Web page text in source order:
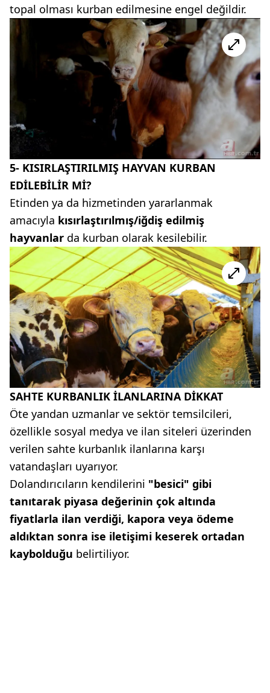
topal olması kurban edilmesine engel değildir.
5- KISIRLAŞTIRILMIŞ HAYVAN KURBAN
EDİLEBİLİR Mİ?
Etinden ya da hizmetinden yararlanmak
amacıyla kısırlaştırılmış/iğdiş edilmiş
hayvanlar da kurban olarak kesilebilir.
SAHTE KURBANLIK İLANLARINA DİKKAT
Öte yandan uzmanlar ve sektör temsilcileri,
özellikle sosyal medya ve ilan siteleri üzerinden
verilen sahte kurbanlık ilanlarına karşı
vatandaşları uyarıyor.
Dolandırıcıların kendilerini "besici" gibi
tanıtarak piyasa değerinin çok altında
fiyatlarla ilan verdiği, kapora veya ödeme
aldıktan sonra ise iletişimi keserek ortadan
kaybolduğu belirtiliyor.